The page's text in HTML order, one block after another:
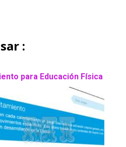
:
para Educación Física